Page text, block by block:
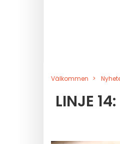
Välkommen
LINJE